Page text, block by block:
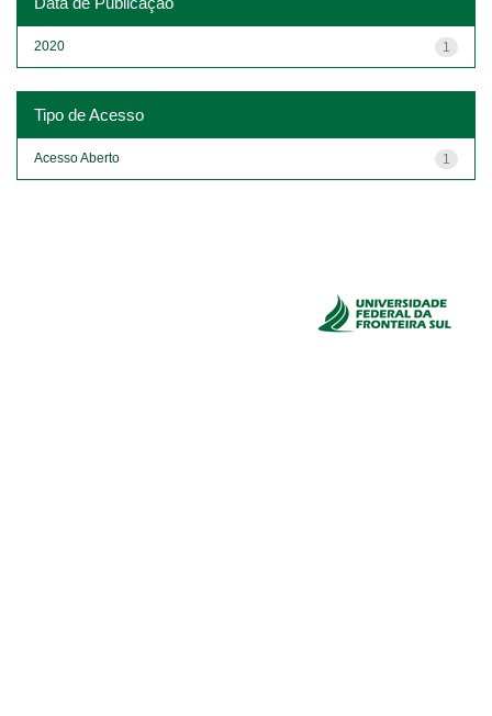
1
2020
Tipo de Acesso
1
Acesso Aberto